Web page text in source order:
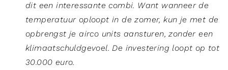
dit een interessante combi. Want wanneer de
temperatuur oploopt in de zomer, kun je met de
opbrengst je airco units aansturen, zonder een
klimaatschuldgevoel. De investering loopt op tot
30.000 euro.